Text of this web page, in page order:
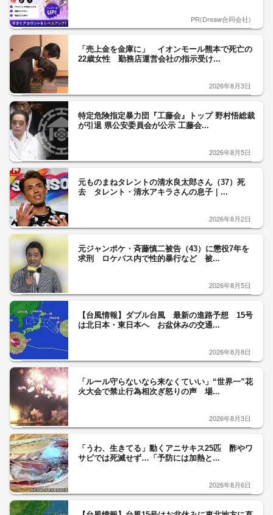
PR(Dreaw合同会社)
「売上金を金庫に」 イオンモール熊本で死亡の
22歳女性 勤務店運営会社の指示受け...
2026年8月3日
特定危険指定暴力団『工藤会』トップ 野村悟総裁
が引退 県公安委員会が公示 工藤会...
2026年8月5日
元ものまねタレントの清水良太郎さん（37）死
去 タレント・清水アキラさんの息子｜...
2026年8月2日
元ジャンポケ・斉藤慎二被告（43）に懲役7年を
求刑 ロケバス内で性的暴行など 被...
2026年8月5日
【台風情報】ダブル台風 最新の進路予想 15号
は北日本・東日本へ お盆休みの交通...
2026年8月8日
「ルール守らないなら来なくていい」“世界一”花
火大会で禁止行為相次ぎ怒りの声 場...
2026年8月3日
「うわ、生きてる」動くアニサキス25匹 酢やワ
サビでは死滅せず…「予防には加熱と...
2026年8月6日